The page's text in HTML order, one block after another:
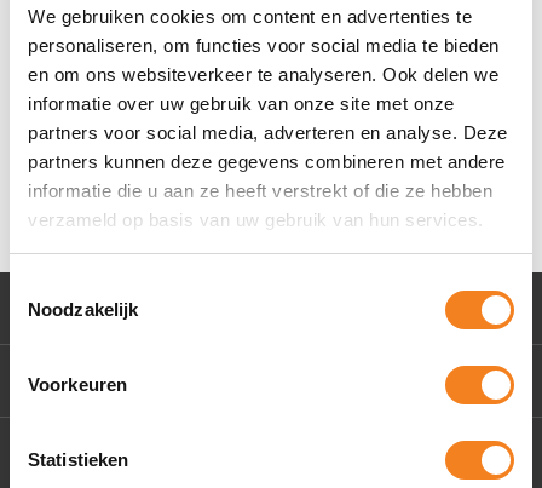
We gebruiken cookies om content en advertenties te
personaliseren, om functies voor social media te bieden
en om ons websiteverkeer te analyseren. Ook delen we
informatie over uw gebruik van onze site met onze
partners voor social media, adverteren en analyse. Deze
partners kunnen deze gegevens combineren met andere
informatie die u aan ze heeft verstrekt of die ze hebben
verzameld op basis van uw gebruik van hun services.
Noodzakelijk
Voorkeuren
Statistieken
Filter
0 producten Toon:
Sorteren op:
Geen producten gevonden!...
Klantenservice
Mijn account
Contact Us